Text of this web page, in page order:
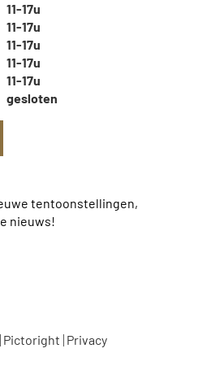
11-17u
11-17u
11-17u
11-17u
11-17u
gesloten
tentoonstellingen,
nieuws!
Pictoright Privacy